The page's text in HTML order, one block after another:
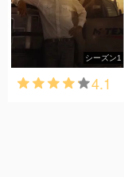
シーズン1
4.1